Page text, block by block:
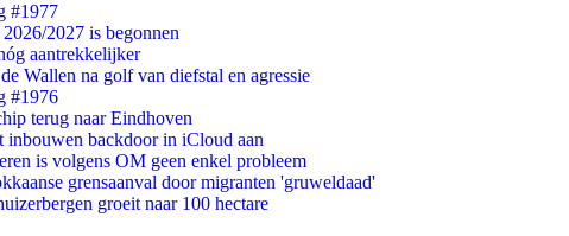
#1977
2027 is begonnen
aantrekkelijker
Wallen na golf van diefstal en agressie
#1976
terug naar Eindhoven
inbouwen backdoor in iCloud aan
is volgens OM geen enkel probleem
grensaanval door migranten 'gruweldaad'
groeit naar 100 hectare